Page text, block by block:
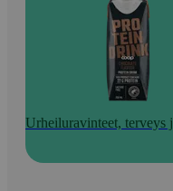
Urheiluravinteet, terveys